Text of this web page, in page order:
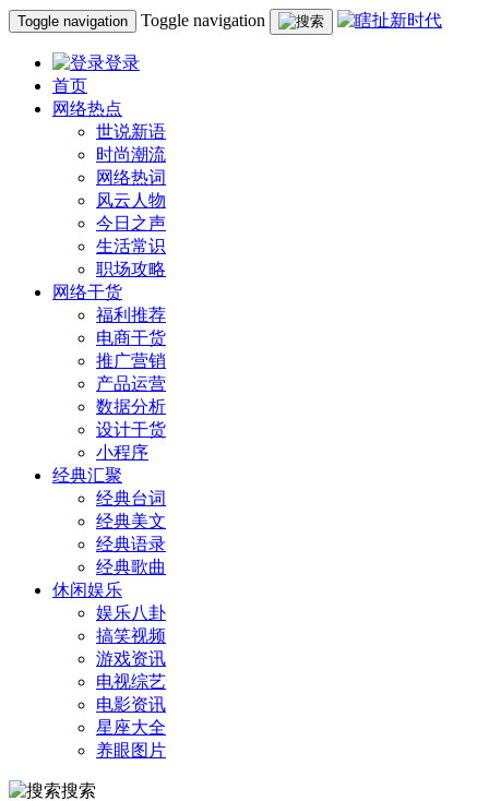
Toggle navigation Toggle navigation
登录
首页
网络热点
世说新语
时尚潮流
网络热词
风云人物
今日之声
生活常识
职场攻略
网络干货
福利推荐
电商干货
推广营销
产品运营
数据分析
设计干货
小程序
经典汇聚
经典台词
经典美文
经典语录
经典歌曲
休闲娱乐
娱乐八卦
搞笑视频
游戏资讯
电视综艺
电影资讯
星座大全
养眼图片
搜索